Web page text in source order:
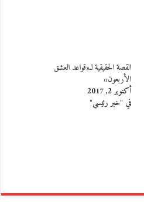
القصة الحقيقية لـ«قواعد العشق
الأربعون»
أكتوبر 2, 2017
في "خبر رئيسي"